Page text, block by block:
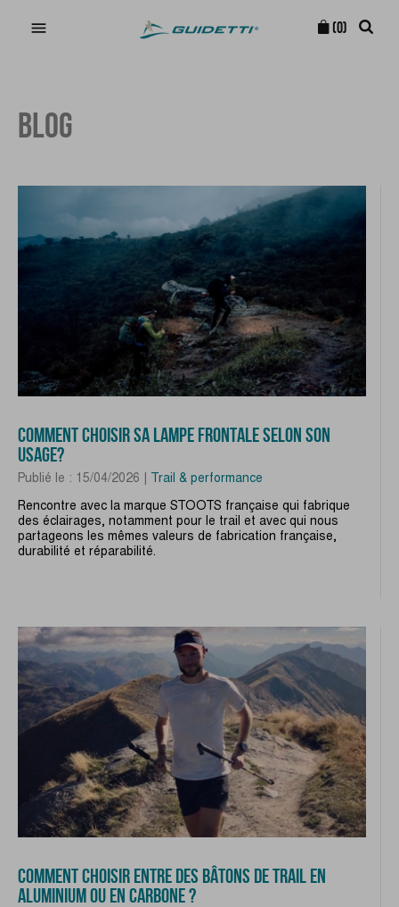
 (0)
BLOG
COMMENT CHOISIR SA LAMPE FRONTALE SELON SON
USAGE?
Publié le : 15/04/2026 | Trail & performance
Rencontre avec la marque STOOTS française qui fabrique
des éclairages, notamment pour le trail et avec qui nous
partageons les mêmes valeurs de fabrication française,
durabilité et réparabilité.
COMMENT CHOISIR ENTRE DES BÂTONS DE TRAIL EN
ALUMINIUM OU EN CARBONE ?